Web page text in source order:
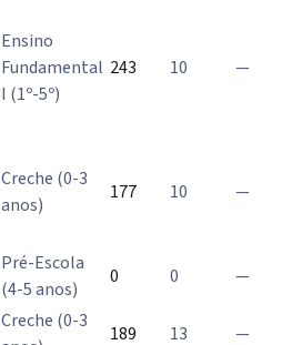
Ensino
Fundamental
I (1º-5º)
243 10 —
Creche (0-3
anos)
177 10 —
Pré-Escola
(4-5 anos)
0 0
—
Creche (0-3
189 13 —